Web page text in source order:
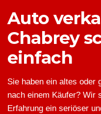
Auto
Chabrey
einfach
Sie haben ein altes oder
nach einem Käufer? Wir
Erfahrung ein seriöser